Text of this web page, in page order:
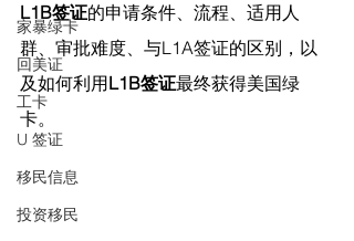
家暴绿卡
回美证
工卡
U 签证
移民信息
投资移民
L1B签证的申请条件、流程、适用人
群、审批难度、与L1A签证的区别，以
及如何利用L1B签证最终获得美国绿
卡。